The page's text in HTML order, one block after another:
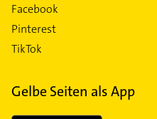
Facebook
Pinterest
TikTok
Gelbe Seiten als App